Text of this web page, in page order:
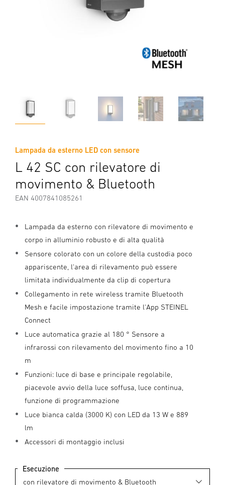
Lampada da esterno LED con sensore
L 42 SC con rilevatore di
movimento & Bluetooth
EAN 4007841085261
Lampada da esterno con rilevatore di movimento e
corpo in alluminio robusto e di alta qualità
Sensore colorato con un colore della custodia poco
appariscente, l'area di rilevamento può essere
limitata individualmente da clip di copertura
Collegamento in rete wireless tramite Bluetooth
Mesh e facile impostazione tramite l'App STEINEL
Connect
Luce automatica grazie al 180 ° Sensore a
infrarossi con rilevamento del movimento fino a 10
m
Funzioni: luce di base e principale regolabile,
piacevole avvio della luce soffusa, luce continua,
funzione di programmazione
Luce bianca calda (3000 K) con LED da 13 W e 889
lm
Accessori di montaggio inclusi
Esecuzione